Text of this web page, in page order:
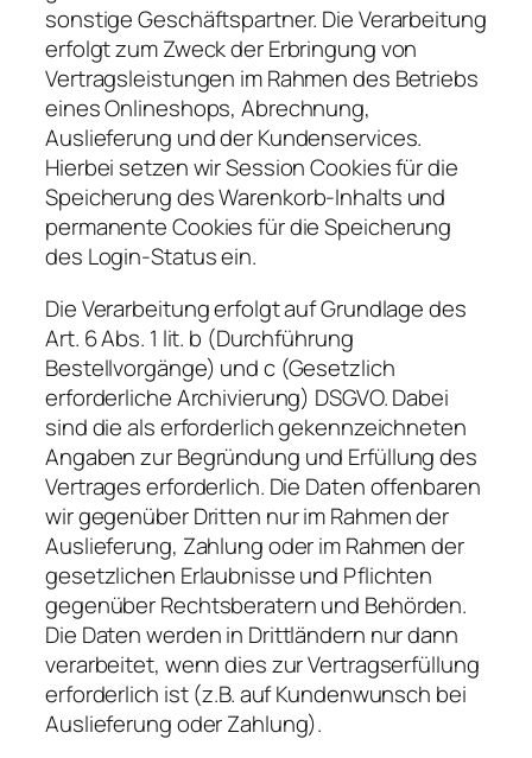
sonstige Geschäftspartner. Die Verarbeitung
erfolgt zum Zweck der Erbringung von
Vertragsleistungen im Rahmen des Betriebs
eines Onlineshops, Abrechnung,
Auslieferung und der Kundenservices.
Hierbei setzen wir Session Cookies für die
Speicherung des Warenkorb-Inhalts und
permanente Cookies für die Speicherung
des Login-Status ein.
Die Verarbeitung erfolgt auf Grundlage des
Art. 6 Abs. 1 lit. b (Durchführung
Bestellvorgänge) und c (Gesetzlich
erforderliche Archivierung) DSGVO. Dabei
sind die als erforderlich gekennzeichneten
Angaben zur Begründung und Erfüllung des
Vertrages erforderlich. Die Daten offenbaren
wir gegenüber Dritten nur im Rahmen der
Auslieferung, Zahlung oder im Rahmen der
gesetzlichen Erlaubnisse und Pflichten
gegenüber Rechtsberatern und Behörden.
Die Daten werden in Drittländern nur dann
verarbeitet, wenn dies zur Vertragserfüllung
erforderlich ist (z.B. auf Kundenwunsch bei
Auslieferung oder Zahlung).